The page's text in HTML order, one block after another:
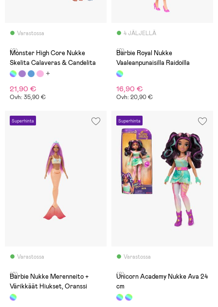
Varastossa
(0)
Monster High Core Nukke
Skelita Calaveras & Candelita
21,90 €
Ovh: 35,90 €
4 JÄLJELLÄ
(0)
Barbie Royal Nukke
Vaaleanpunaisilla Raidoilla
16,90 €
Ovh: 20,90 €
Superhinta
Varastossa
(0)
Barbie Nukke Merenneito +
Värikkäät Hiukset, Oranssi
Superhinta
Varastossa
(0)
Unicorn Academy Nukke Ava 24
cm